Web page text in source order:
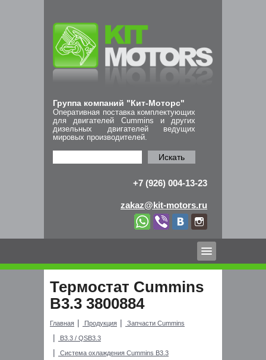
Группа компаний "Кит-Моторс"
Оперативная поставка комплектующих
для двигателей Cummins и других
дизельных двигателей ведущих
мировых производителей.
Искать
+7 (926) 004-13-23
zakaz@kit-motors.ru
Термостат Cummins
B3.3 3800884
Главная Продукция Запчасти Cummins
B3.3 / QSB3.3
Система охлаждения Cummins B3.3